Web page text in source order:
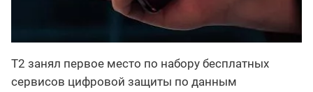
Т2 занял первое место по набору бесплатных
сервисов цифровой защиты по данным